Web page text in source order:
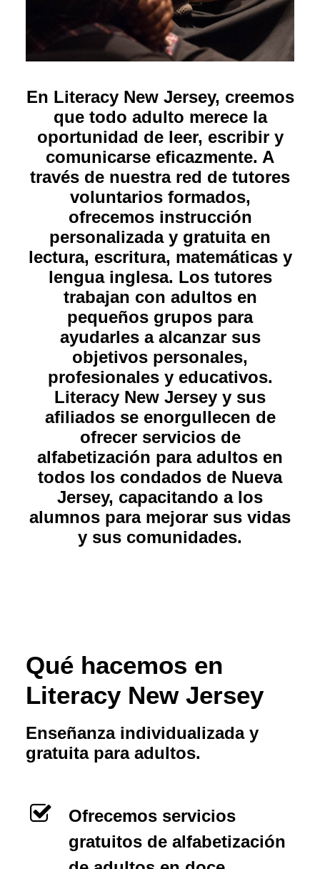
En Literacy New Jersey, creemos
que todo adulto merece la
oportunidad de leer, escribir y
comunicarse eficazmente. A
través de nuestra red de tutores
voluntarios formados,
ofrecemos instrucción
personalizada y gratuita en
lectura, escritura, matemáticas y
lengua inglesa. Los tutores
trabajan con adultos en
pequeños grupos para
ayudarles a alcanzar sus
objetivos personales,
profesionales y educativos.
Literacy New Jersey y sus
afiliados se enorgullecen de
ofrecer servicios de
alfabetización para adultos en
todos los condados de Nueva
Jersey, capacitando a los
alumnos para mejorar sus vidas
y sus comunidades.
Qué hacemos en
Literacy New Jersey
Enseñanza individualizada y
gratuita para adultos.
Ofrecemos servicios
gratuitos de alfabetización